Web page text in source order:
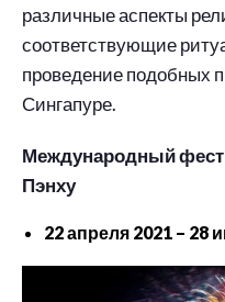
различные аспекты
соответствующие
проведение подобных
Сингапуре.
Международный
Пэнху
22 апреля 2021 – 28